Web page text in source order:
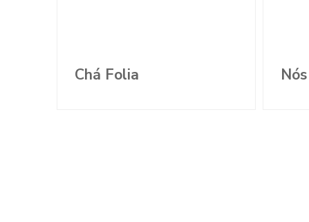
Chá Folia